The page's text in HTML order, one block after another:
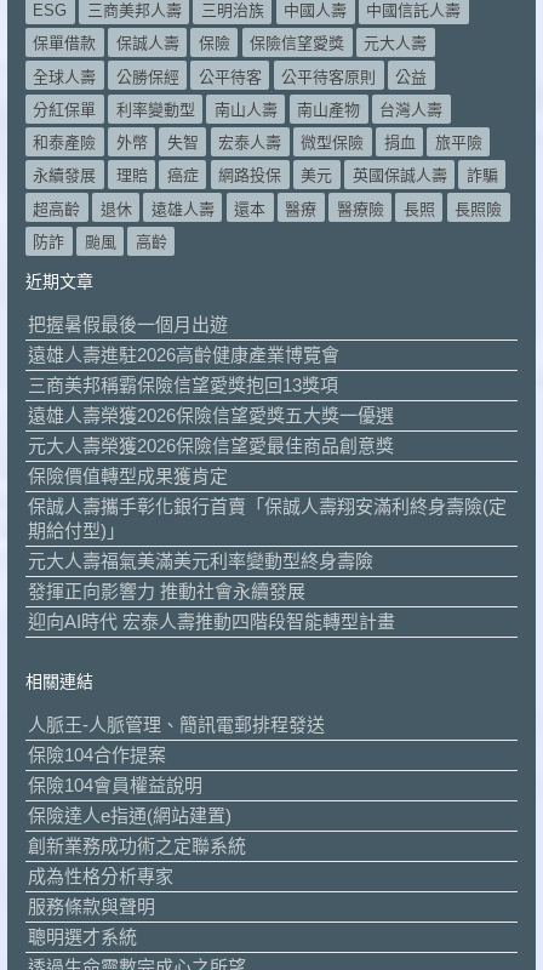
ESG 三商美邦人壽 三明治族 中國人壽
中國信託人壽
保單借款
保誠人壽 保險 保險信望愛獎
元大人壽
全球人壽
公勝保經 公平待客 公平待客原則
公益
分紅保單
利率變動型 南山人壽 南山產物
台灣人壽
和泰產險
外幣 失智 宏泰人壽 微型保險 捐血
旅平險
永續發展
理賠 癌症 網路投保 美元 英國保誠人壽
詐騙
超高齡
退休 遠雄人壽 還本 醫療 醫療險 長照
長照險
防詐
颱風 高齡
近期文章
把握暑假最後一個月出遊
遠雄人壽進駐2026高齡健康產業博覽會
三商美邦稱霸保險信望愛獎抱回13獎項
遠雄人壽榮獲2026保險信望愛獎五大獎一優選
元大人壽榮獲2026保險信望愛最佳商品創意獎
保險價值轉型成果獲肯定
保誠人壽攜手彰化銀行首賣「保誠人壽翔安滿利終身壽險(定
期給付型)」
元大人壽福氣美滿美元利率變動型終身壽險
發揮正向影響力 推動社會永續發展
迎向AI時代 宏泰人壽推動四階段智能轉型計畫
相關連結
人脈王-人脈管理、簡訊電郵排程發送
保險104合作提案
保險104會員權益說明
保險達人e指通(網站建置)
創新業務成功術之定聯系統
成為性格分析專家
服務條款與聲明
聰明選才系統